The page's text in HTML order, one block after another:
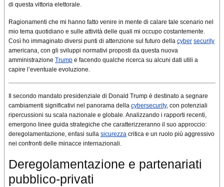
di questa vittoria elettorale.
Ragionamenti che mi hanno fatto venire in mente di calare tale scenario nel
mio tema quotidiano e sulle attività delle quali mi occupo costantemente.
Così ho immaginato diversi punti di attenzione sul futuro della cyber security
americana, con gli sviluppi normativi proposti da questa nuova
amministrazione Trump e facendo qualche ricerca su alcuni dati utili a
capire l’eventuale evoluzione.
Il secondo mandato presidenziale di Donald Trump è destinato a segnare
cambiamenti significativi nel panorama della cybersecurity, con potenziali
ripercussioni su scala nazionale e globale. Analizzando i rapporti recenti,
emergono linee guida strategiche che caratterizzeranno il suo approccio:
deregolamentazione, enfasi sulla sicurezza critica e un ruolo più aggressivo
nei confronti delle minacce internazionali.
Deregolamentazione e partenariati
pubblico-privati